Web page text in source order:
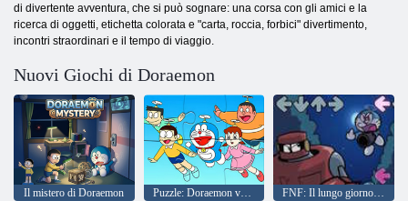
di divertente avventura, che si può sognare: una corsa con gli amici e la
ricerca di oggetti, etichetta colorata e "carta, roccia, forbici" divertimento,
incontri straordinari e il tempo di viaggio.
Nuovi Giochi di Doraemon
Il mistero di Doraemon Puzzle: Doraemon volante FNF: Il lungo giorno di Doraemon